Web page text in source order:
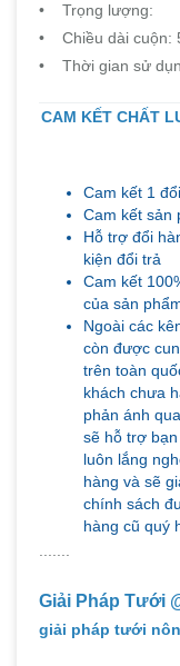
• Trọng lượng:
• Chiều dài cuộn:
• Thời gian sử
CAM KẾT CHẤT
Cam kết 1
Cam kết sản
Hỗ trợ đổi
kiện đổi trả
Cam kết
của sản
Ngoài các
còn được
trên toàn
khách chưa
phản ánh
sẽ hỗ trợ
luôn lắng
hàng và sẽ
chính sách
hàng cũ quý
.......
Giải Pháp Tưới
giải pháp tưới